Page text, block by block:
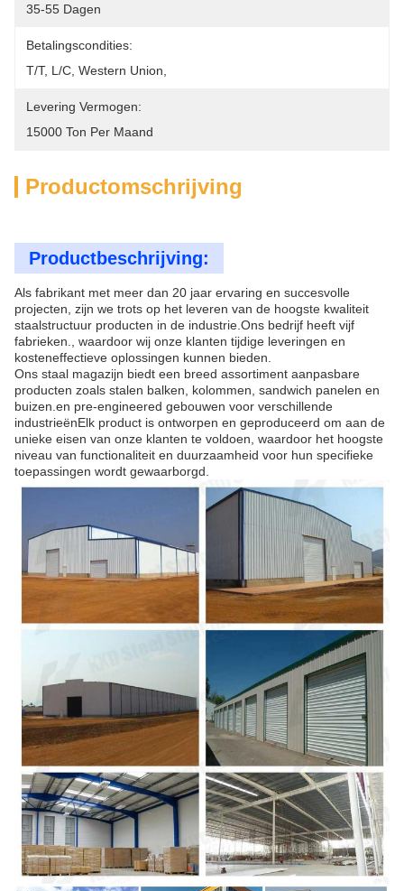
35-55 Dagen
Betalingscondities:
T/T, L/C, Western Union,
Levering Vermogen:
15000 Ton Per Maand
Productomschrijving
Productbeschrijving:
Als fabrikant met meer dan 20 jaar ervaring en succesvolle
projecten, zijn we trots op het leveren van de hoogste kwaliteit
staalstructuur producten in de industrie.Ons bedrijf heeft vijf
fabrieken., waardoor wij onze klanten tijdige leveringen en
kosteneffectieve oplossingen kunnen bieden.
Ons staal magazijn biedt een breed assortiment aanpasbare
producten zoals stalen balken, kolommen, sandwich panelen en
buizen.en pre-engineered gebouwen voor verschillende
industrieënElk product is ontworpen en geproduceerd om aan de
unieke eisen van onze klanten te voldoen, waardoor het hoogste
niveau van functionaliteit en duurzaamheid voor hun specifieke
toepassingen wordt gewaarborgd.